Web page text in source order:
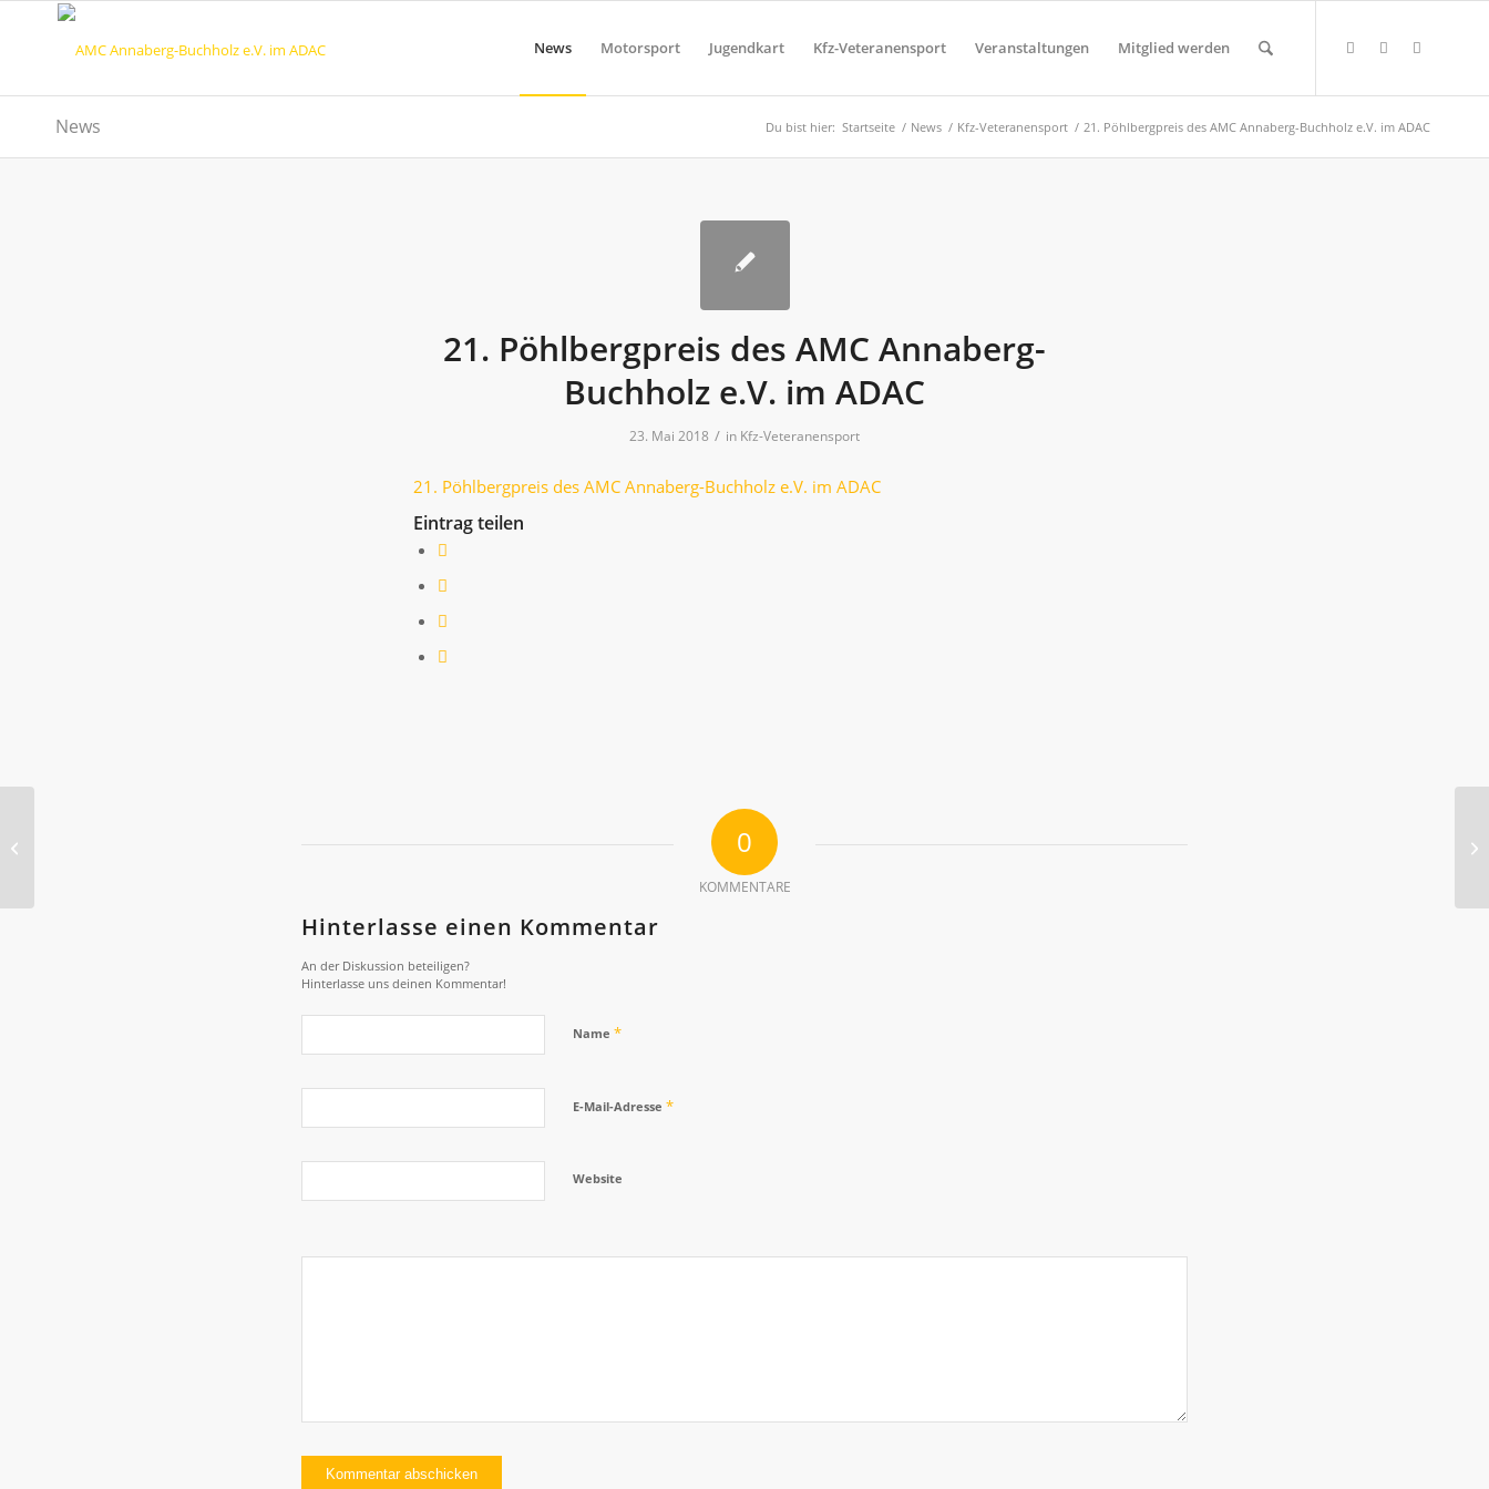
News Motorsport Jugendkart Kfz-Veteranensport Veranstaltungen Mitglied werden
News Du bist hier: Startseite / News / Kfz-Veteranensport / 21. Pöhlbergpreis des AMC Annaberg-Buchholz e.V. im ADAC
21. Pöhlbergpreis des AMC Annaberg-
Buchholz e.V. im ADAC
23. Mai 2018 / in Kfz-Veteranensport
21. Pöhlbergpreis des AMC Annaberg-Buchholz e.V. im ADAC
Eintrag teilen
0
KOMMENTARE
Hinterlasse einen Kommentar
An der Diskussion beteiligen?
Hinterlasse uns deinen Kommentar!
Name *
E-Mail-Adresse *
Website